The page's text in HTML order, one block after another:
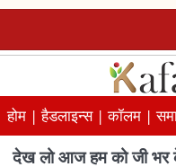
होम |हैडलाइन्स |कॉलम |
देख लो आज हम को जी भर